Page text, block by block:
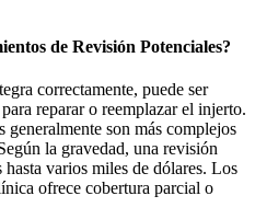
de Revisión Potenciales?
correctamente, puede ser
reparar o reemplazar el injerto.
generalmente son más complejos
la gravedad, una revisión
varios miles de dólares. Los
ofrece cobertura parcial o